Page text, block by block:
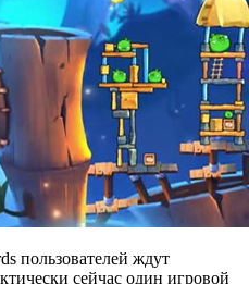
пользователей ждут
сейчас один игровой